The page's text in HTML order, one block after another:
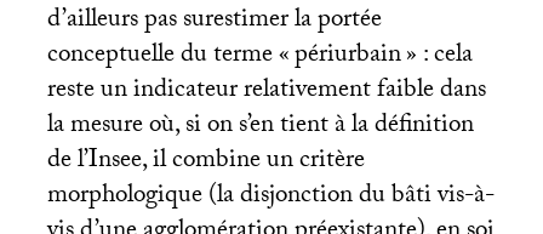
d’ailleurs pas surestimer la portée
conceptuelle du terme «périurbain» : cela
reste un indicateur relativement faible dans
la mesure où, si on s’en tient à la définition
de l’Insee, il combine un critère
morphologique (la disjonction du bâti vis-à-